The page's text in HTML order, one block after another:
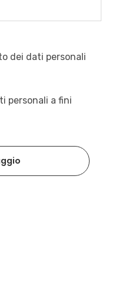
dei dati personali
personali a fini